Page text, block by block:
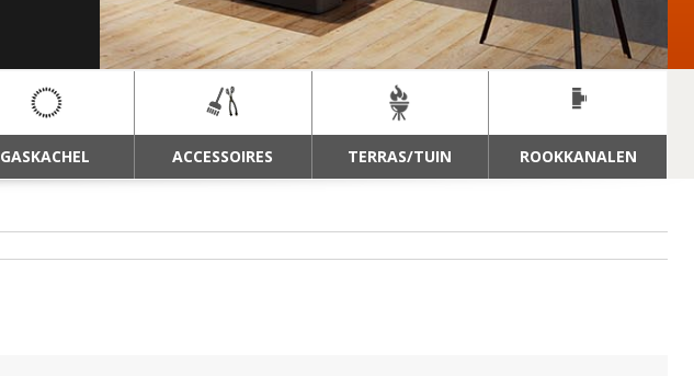
GASKACHEL ACCESSOIRES TERRAS/TUIN ROOKKANALEN